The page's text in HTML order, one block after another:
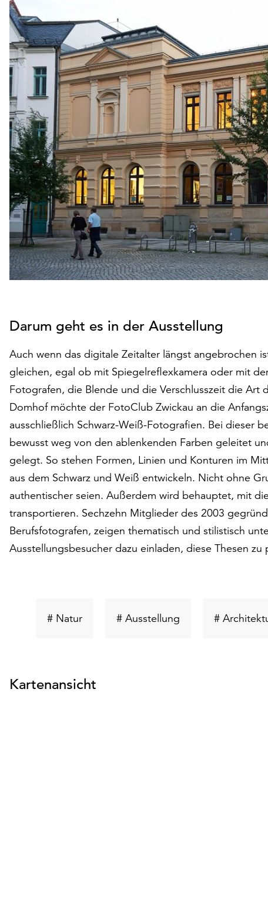
Darum geht es in der Ausstellung
Auch wenn das digitale Zeitalter längst angebrochen
gleichen, egal ob mit Spiegelreflexkamera oder mit
Fotografen, die Blende und die Verschlusszeit die Art
Domhof möchte der FotoClub Zwickau an die
ausschließlich Schwarz-Weiß-Fotografien. Bei dieser
bewusst weg von den ablenkenden Farben geleitet
gelegt. So stehen Formen, Linien und Konturen im
aus dem Schwarz und Weiß entwickeln. Nicht ohne
authentischer seien. Außerdem wird behauptet, mit
transportieren. Sechzehn Mitglieder des 2003
Berufsfotografen, zeigen thematisch und stilistisch
Ausstellungsbesucher dazu einladen, diese Thesen zu
# NaturSchlüsselwort# Ausstellung Schlüsselwort
#
Kartenansicht